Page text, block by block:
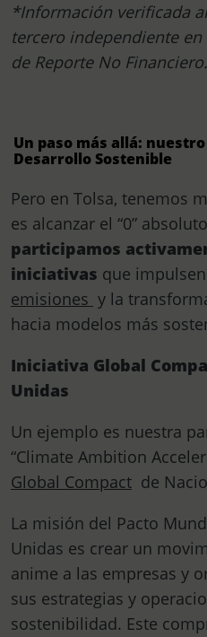
*Información verificada
tercero independiente
de Reporte No Financiero.
Un paso más allá:
Desarrollo Sostenible
Pero en Tolsa, tenemos
es alcanzar el “0”
participamos
iniciativas que
emisiones y la
hacia modelos más
Iniciativa Global
Unidas
Un ejemplo es nuestra
“Climate Ambition
Global Compact de
La misión del Pacto
Unidas es crear un
anime a las empresas y
sus estrategias y
sostenibilidad. Este